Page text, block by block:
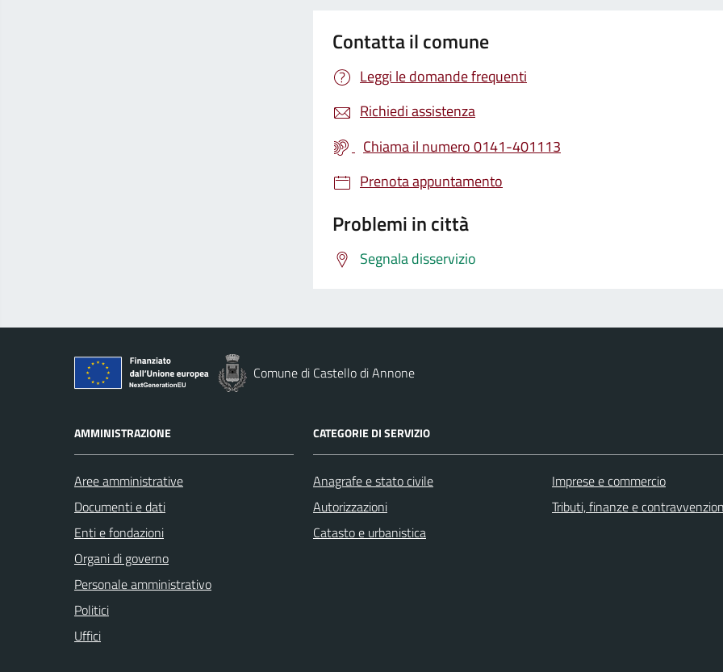
Contatta il comune
Leggi le domande frequenti
Richiedi assistenza
Chiama il numero 0141-401113
Prenota appuntamento
Problemi in città
Segnala disservizio
Comune di Castello di Annone
AMMINISTRAZIONE
Aree amministrative
Documenti e dati
Enti e fondazioni
Organi di governo
Personale amministrativo
Politici
Uffici
CATEGORIE DI SERVIZIO
Anagrafe e stato civile
Autorizzazioni
Catasto e urbanistica
Imprese e commercio
Tributi, finanze e